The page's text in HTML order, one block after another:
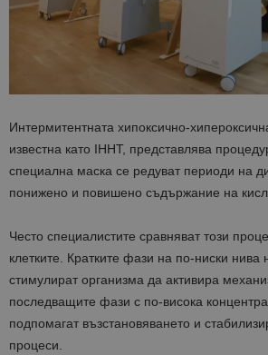
Интермитентната хипоксично-
известна като IHHT, представлява
специална маска се редуват периоди на
понижено и повишено съдържание на
Често специалистите сравняват този
клетките. Кратките фази на по-ниски нива
стимулират организма да активира
последващите фази с по-висока
подпомагат възстановяването и
процеси.